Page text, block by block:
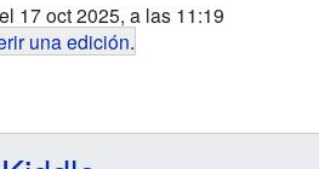
17 oct 2025, a las 11:19
una edición.